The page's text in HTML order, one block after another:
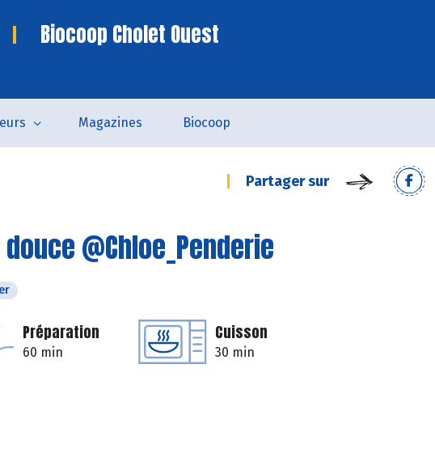
Biocoop Cholet Ouest
Magazines Biocoop
Partager sur
@Chloe_Penderie
Préparation
60 min
Cuisson
30 min